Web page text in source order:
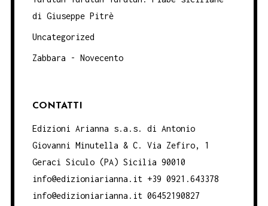
di Giuseppe Pitrè
Uncategorized
Zabbara - Novecento
CONTATTI
Edizioni Arianna s.a.s. di Antonio
Giovanni Minutella & C. Via Zefiro, 1
Geraci Siculo (PA) Sicilia 90010
info@edizioniarianna.it +39 0921.643378
info@edizioniarianna.it 06452190827